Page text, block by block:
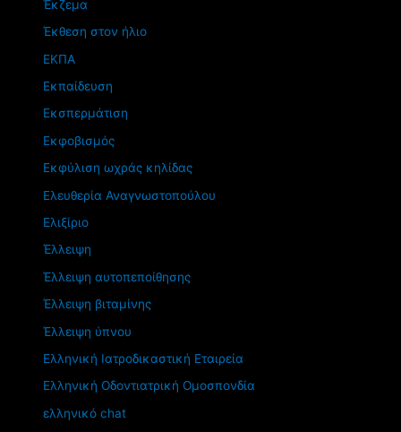
Έκζεμα
Έκθεση στον ήλιο
ΕΚΠΑ
Εκπαίδευση
Εκσπερμάτιση
Εκφοβισμός
Εκφύλιση ωχράς κηλίδας
Ελευθερία Αναγνωστοπούλου
Ελιξίριο
Έλλειψη
Έλλειψη αυτοπεποίθησης
Έλλειψη βιταμίνης
Έλλειψη ύπνου
Ελληνική Ιατροδικαστική Εταιρεία
Ελληνική Οδοντιατρική Ομοσπονδία
ελληνικό chat